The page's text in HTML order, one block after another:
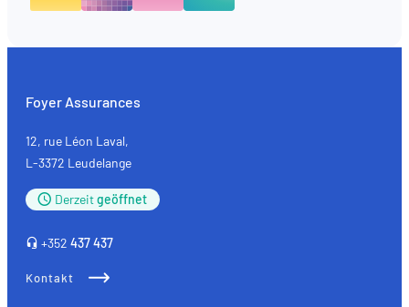
Foyer Assurances
12, rue Léon Laval,
L-3372 Leudelange
Derzeitgeöffnet
+352 437 437
Kontakt